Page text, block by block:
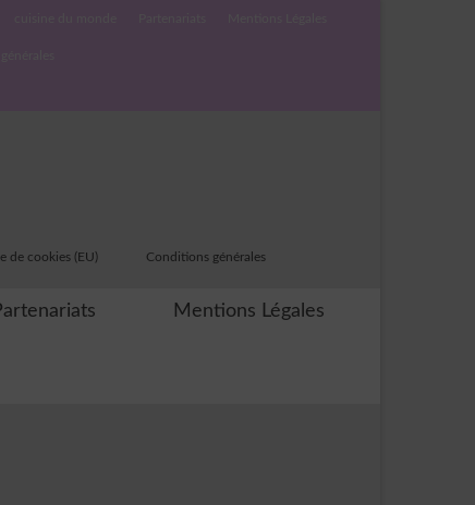
de cookies (EU) Conditions générales
Mentions Légales